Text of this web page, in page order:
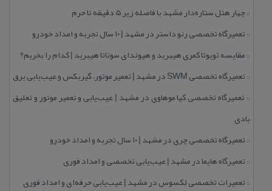
::چهار هتل‌ ستاره‌دار مشهد با فاصله زیر 5 دقیقه تا حرم
:: تعمیرگاه تخصصی رنو داستر در مشهد | ۱۰ سال تجربه و امداد خودرو
:: مقایسه تویوتا كمری هیبرید و هیوندای سوناتا هیبرید | كدام را بخریم؟
:: تعمیرگاه تخصصی SWM در مشهد | تعمیر موتور، گیربكس و عیب‌یابی برق
:: تعمیرگاه تخصصی كیا موهاوی در مشهد | عیب‌یابی و تعمیر موتور و تعلیق
بادی
:: تعمیرگاه تخصصی چری در مشهد | ۱۰ سال تجربه و امداد خودرو
:: تعمیرگاه هایما در مشهد | عیب‌یابی تخصصی و امداد فوری
:: تعمیرات تخصصی لكسوس در مشهد | عیب‌یابی حرفه‌ای و امداد فوری